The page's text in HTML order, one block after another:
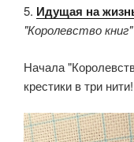
5. Идущая на
"Королевство
Начала
крестики в три нити!